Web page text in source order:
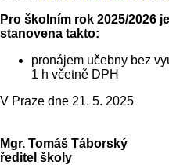
Pro školním rok 2025/2026
stanovena takto:
pronájem učebny bez
1 h včetně DPH
V Praze dne 21. 5. 2025
Mgr. Tomáš Táborský
ředitel školy